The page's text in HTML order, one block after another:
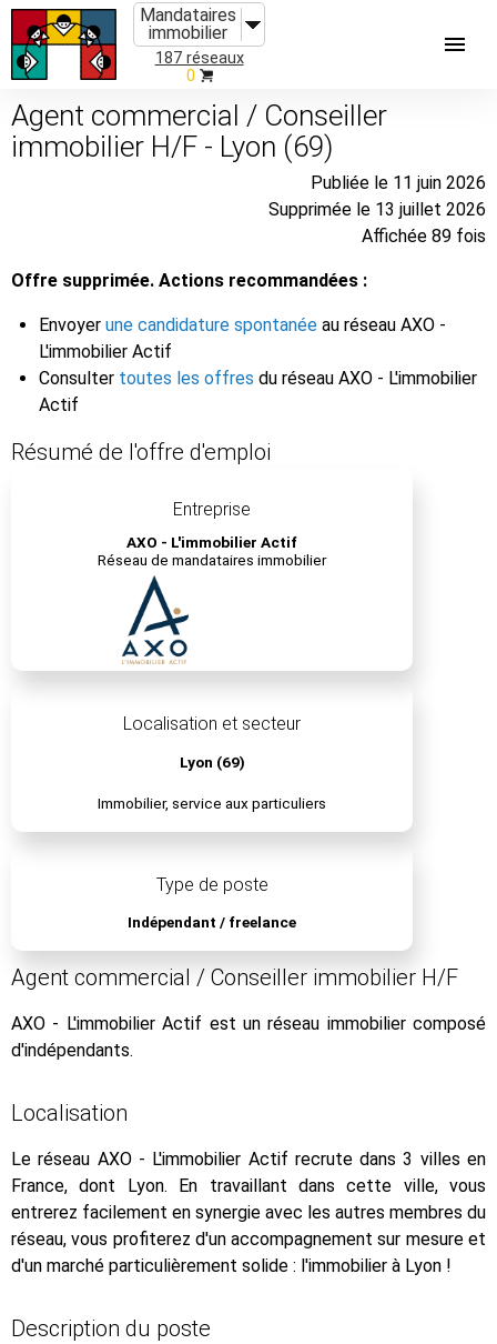
Mandataires
immobilier
187 réseaux
0
Agent commercial / Conseiller
immobilier H/F - Lyon (69)
Publiée le 11 juin 2026
Supprimée le 13 juillet 2026
Affichée 89 fois
Offre supprimée. Actions recommandées :
Envoyer une candidature spontanée au réseau AXO -
L'immobilier Actif
Consulter toutes les offres du réseau AXO - L'immobilier
Actif
Résumé de l'offre d'emploi
Entreprise
AXO - L'immobilier Actif
Réseau de mandataires immobilier
Localisation et secteur
Lyon (69)
Immobilier, service aux particuliers
Type de poste
Indépendant / freelance
Agent commercial / Conseiller immobilier H/F
AXO - L'immobilier Actif est un réseau immobilier composé
d'indépendants.
Localisation
Le réseau AXO - L'immobilier Actif recrute dans 3 villes en
France, dont Lyon. En travaillant dans cette ville, vous
entrerez facilement en synergie avec les autres membres du
réseau, vous profiterez d'un accompagnement sur mesure et
d'un marché particulièrement solide : l'immobilier à Lyon !
Description du poste